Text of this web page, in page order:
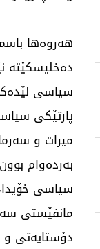
هەروەها
دەخلیسکێتە
سیاسی
پارتێکی
میرات و
بەردەوام
سیاسی
مانفێستی
دۆستایەتی و